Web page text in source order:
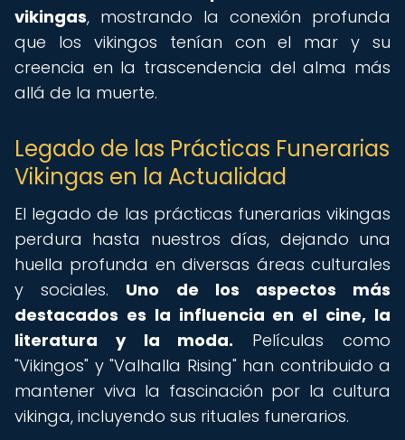
vikingas, mostrando la conexión profunda
que los vikingos tenían con el mar y su
creencia en la trascendencia del alma más
allá de la muerte.
Legado de las Prácticas Funerarias
Vikingas en la Actualidad
El legado de las prácticas funerarias vikingas
perdura hasta nuestros días, dejando una
huella profunda en diversas áreas culturales
y sociales. Uno de los aspectos más
destacados es la influencia en el cine, la
literatura y la moda. Películas como
"Vikingos" y "Valhalla Rising" han contribuido a
mantener viva la fascinación por la cultura
vikinga, incluyendo sus rituales funerarios.